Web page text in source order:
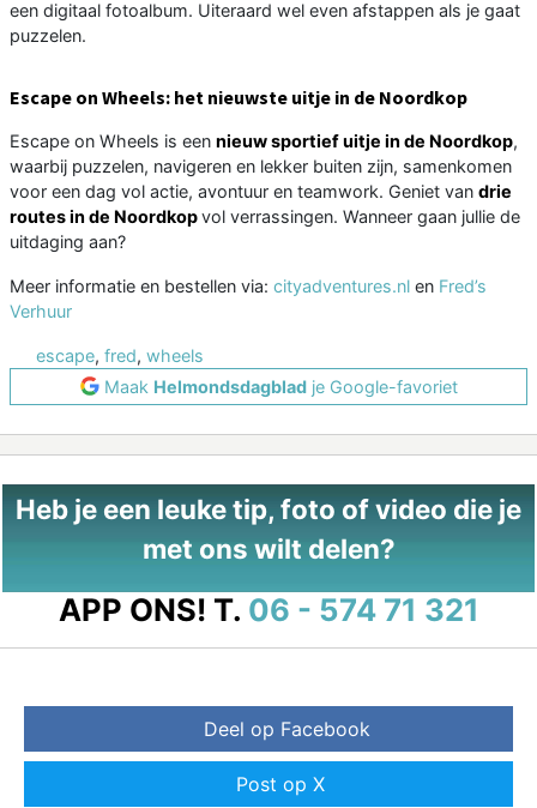
een digitaal fotoalbum. Uiteraard wel even afstappen als je gaat
puzzelen.
Escape on Wheels: het nieuwste uitje in de Noordkop
Escape on Wheels is een nieuw sportief uitje in de Noordkop,
waarbij puzzelen, navigeren en lekker buiten zijn, samenkomen
voor een dag vol actie, avontuur en teamwork. Geniet van drie
routes in de Noordkopvol verrassingen. Wanneer gaan jullie de
uitdaging aan?
Meer informatie en bestellen via: cityadventures.nl en Fred’s
Verhuur
escape, fred, wheels
Maak Helmondsdagbladje Google-favoriet
Heb je een leuke tip, foto of video die je
met ons wilt delen?
APP ONS! T. 06 - 574 71 321
Deel op Facebook
Post op X